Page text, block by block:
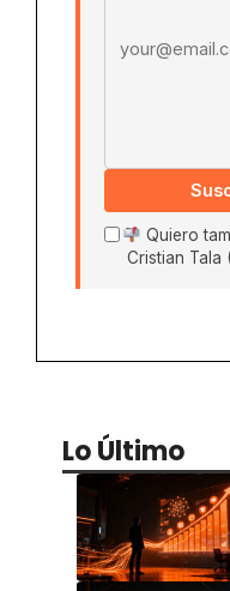
Quiero
Cristian Tala
Lo Último